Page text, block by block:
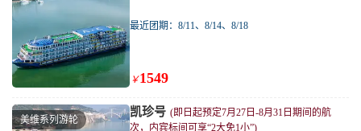
最近团期：8/11、8/14、8/18
￥1549
美维系列游轮
凯珍号 (即日起预定7月27日-8月31日期间的航
次，内宾标间可享“2大免1小”)